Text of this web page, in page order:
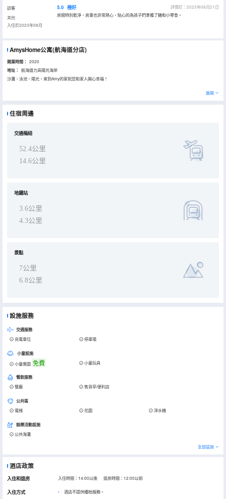
訪客
其他
入住於2023年08月
5.0 極好
評價於：2023年08月21日
房間特別乾淨，房東也非常熱心，貼心的為孩子們準備了糖和小零食。
AmysHome公寓(航海道分店)
開業時間： 2020
地址：
航海道力高陽光海岸
沙灘、泳池、陽光，來到Amy的家祝您和家人開心幸福！
展開
住宿周邊
交通樞紐
52.4公里
14.6公里
地鐵站
3.6公里
4.3公里
景點
7公里
6.8公里
設施服務
交通服務
充電車位 停車場
小童設施
小童樂園 免費 小童玩具
餐飲服務
餐廳 售貨亭/便利店
公共區
電梯 花園 淨水機
娛樂活動設施
公共海灘
全部設施
酒店政策
入住和退房 入住時間：14:00以後 退房時間：12:00以前
入住方式 酒店不提供櫃枱服務。